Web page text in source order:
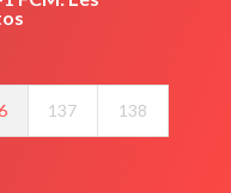
137 138